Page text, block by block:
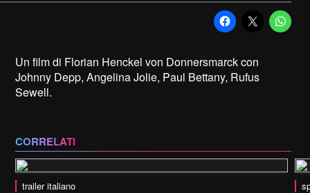
Un film di Florian Henckel von Donnersmarck con
Johnny Depp, Angelina Jolie, Paul Bettany, Rufus
Sewell.
CORRELATI
trailer italiano